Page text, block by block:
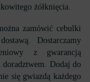
żółknięcia.
zamówić cebulki
Dostarczamy
z gwarancją
Dodaj do
się gwiazdą każdego